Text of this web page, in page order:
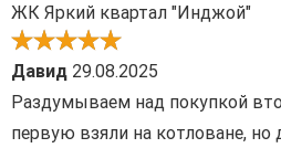
ЖК Яркий квартал "Инджой"
Давид 29.08.2025
Раздумываем над покупкой
первую взяли на котловане,